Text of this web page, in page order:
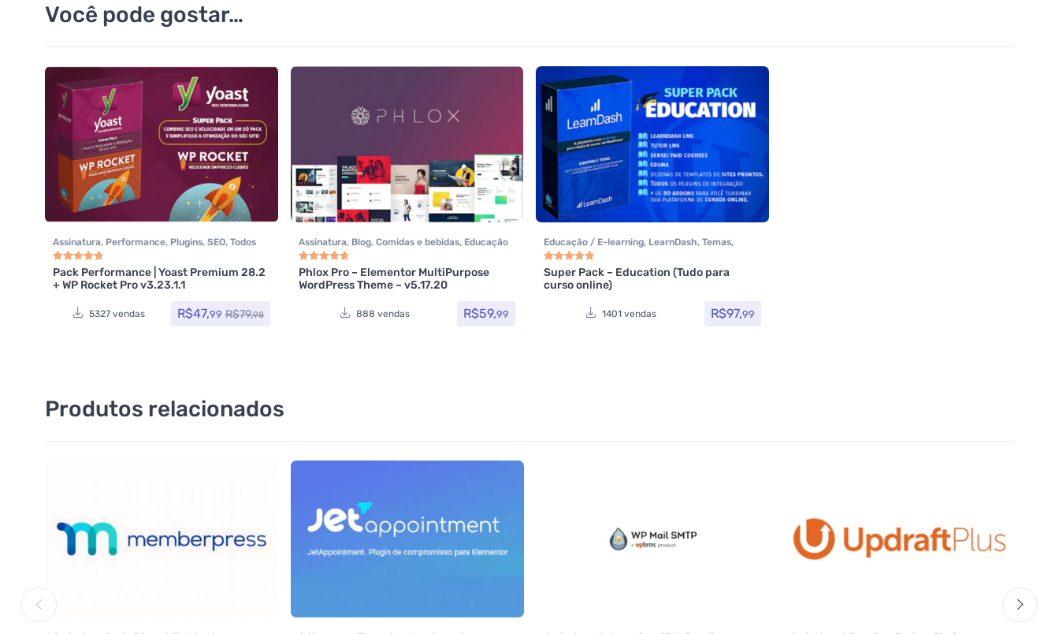
Você pode gostar…
Assinatura, Performance, Plugins, SEO, Todos
os itens, WP Rocket
Avaliação 4.85de 5
Pack Performance | Yoast Premium 28.2
+ WP Rocket Pro v3.23.1.1
5327 vendas R$47,99 R$79,98
Assinatura, Blog, Comidas e bebidas, Educação
/ E-learning
Imobiliária, Listagens e diretórios, Loja Virtual
Multiuso, Política, Portfolio, Reservas e Aluguel
Themeforest, Todos os itens
Avaliação 4.80 de 5
Phlox Pro – Elementor MultiPurpose
WordPress Theme – v5.17.20
888 vendas R$59,99
Educação / E-learning, LearnDash, Temas,
Todos os itens
Avaliação4.83 de 5
Super Pack – Education (Tudo para
curso online)
1401 vendas R$97,99
Produtos relacionados